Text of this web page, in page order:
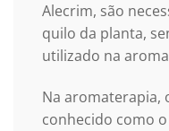
Alecrim, são
quilo da planta,
utilizado na
Na aromaterapia,
conhecido como